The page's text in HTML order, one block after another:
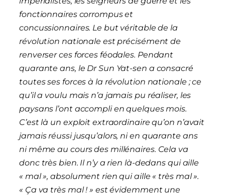
fonctionnaires corrompus et
concussionnaires. Le but véritable de la
révolution nationale est précisément de
renverser ces forces féodales. Pendant
quarante ans, le Dr Sun Yat-sen a consacré
toutes ses forces à la révolution nationale ; ce
qu’il a voulu mais n’a jamais pu réaliser, les
paysans l’ont accompli en quelques mois.
C’est là un exploit extraordinaire qu’on n’avait
jamais réussi jusqu’alors, ni en quarante ans
ni même au cours des millénaires. Cela va
donc très bien. Il n’y a rien là-dedans qui aille
« mal », absolument rien qui aille « très mal ».
« Ça va très mal ! » est évidemment une